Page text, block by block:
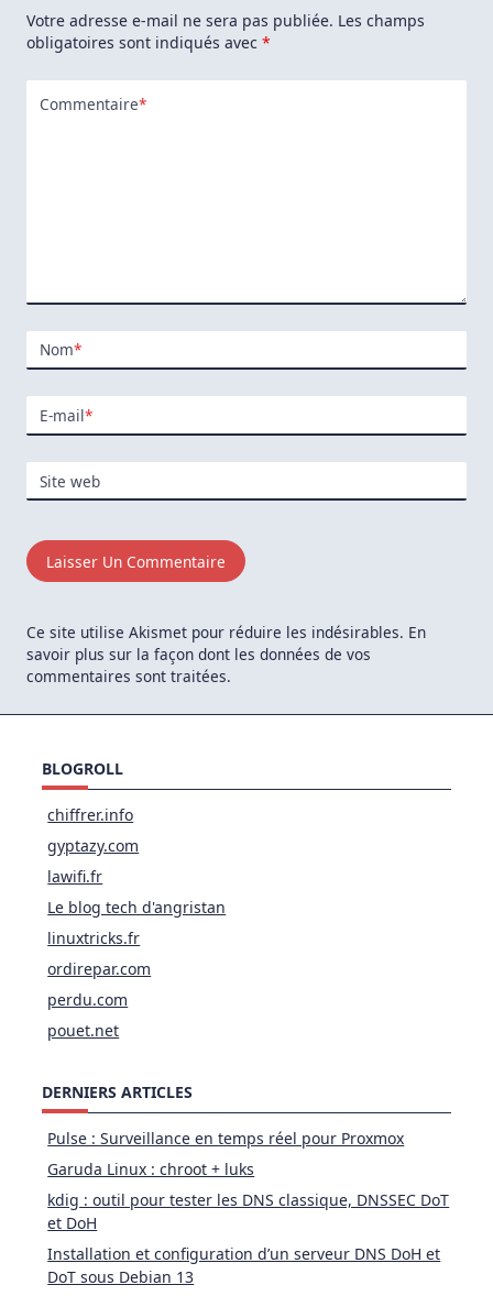
Votre adresse e-mail ne sera pas publiée. Les champs
obligatoires sont indiqués avec *
Commentaire*
Nom*
E-mail*
Site web
Ce site utilise Akismet pour réduire les indésirables. En
savoir plus sur la façon dont les données de vos
commentaires sont traitées.
BLOGROLL
chiffrer.info
gyptazy.com
lawifi.fr
Le blog tech d'angristan
linuxtricks.fr
ordirepar.com
perdu.com
pouet.net
DERNIERS ARTICLES
Pulse : Surveillance en temps réel pour Proxmox
Garuda Linux : chroot + luks
kdig : outil pour tester les DNS classique, DNSSEC DoT
et DoH
Installation et configuration d’un serveur DNS DoH et
DoT sous Debian 13